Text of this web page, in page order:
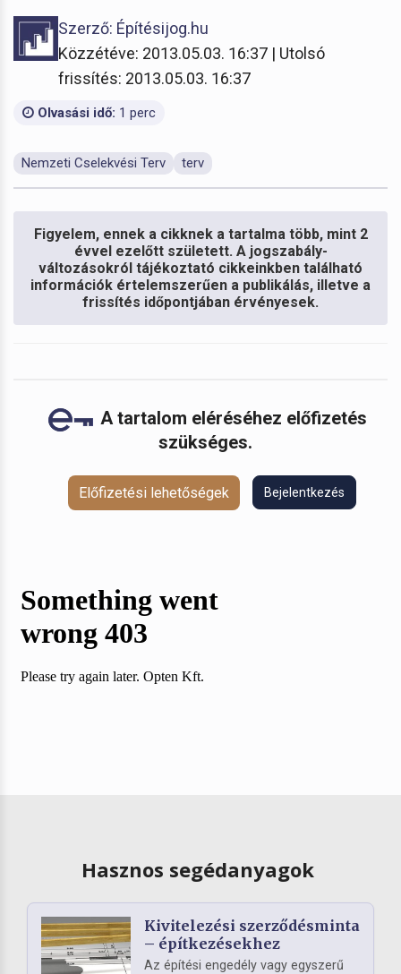
Szerző: Építésijog.hu
Közzétéve: 2013.05.03. 16:37 | Utolsó
frissítés: 2013.05.03. 16:37
Olvasási idő: 1 perc
Nemzeti Cselekvési Terv terv
Figyelem, ennek a cikknek a tartalma több, mint 2
évvel ezelőtt született. A jogszabály-
változásokról tájékoztató cikkeinkben található
információk értelemszerűen a publikálás, illetve a
frissítés időpontjában érvényesek.
A tartalom eléréséhez előfizetés
szükséges.
Előfizetési lehetőségek Bejelentkezés
Hasznos segédanyagok
Kivitelezési szerződésminta
– építkezésekhez
Az építési engedély vagy egyszerű